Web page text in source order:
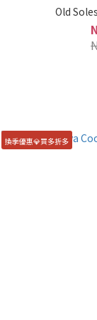
Old
換季優惠💎買多折多